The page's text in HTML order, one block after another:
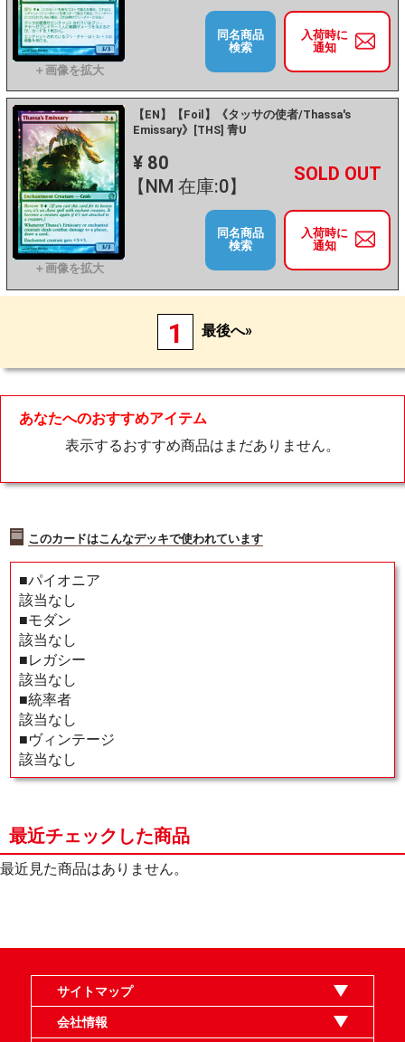
入荷時に
通知
同名商品
検索
【EN】【Foil】《タッサの使者/Thassa's
Emissary》[THS] 青U
¥ 80
【NM 在庫:0】
－ +
入荷時に
通知
同名商品
検索
1 最後へ»
あなたへのおすすめアイテム
表示するおすすめ商品はまだありません。
このカードはこんなデッキで使われています
■パイオニア
該当なし
■モダン
該当なし
■レガシー
該当なし
■統率者
該当なし
■ヴィンテージ
該当なし
最近チェックした商品
最近見た商品はありません。
サイトマップ
オンラインショップ
買取
記事
選手一覧
デッキ検索
デッキ構築
イベント・大会
店舗のご案内
お問い合わせ
ヘルプ
FAQ
会社情報